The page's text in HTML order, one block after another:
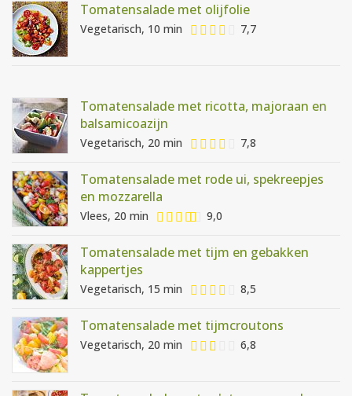
Tomatensalade met olijfolie
Vegetarisch, 10 min 7,7
Tomatensalade met ricotta, majoraan en
balsamicoazijn
Vegetarisch, 20 min 7,8
Tomatensalade met rode ui, spekreepjes
en mozzarella
Vlees, 20 min 9,0
Tomatensalade met tijm en gebakken
kappertjes
Vegetarisch, 15 min 8,5
Tomatensalade met tijmcroutons
Vegetarisch, 20 min 6,8